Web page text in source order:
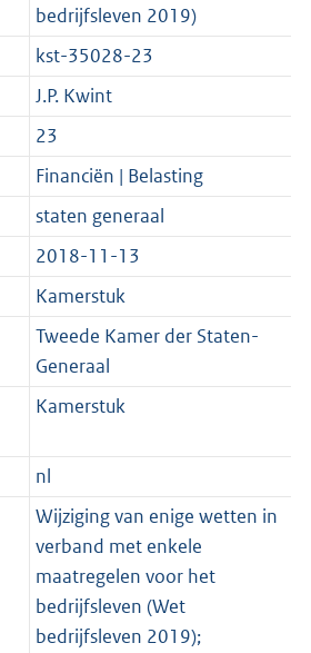
bedrijfsleven 2019)
kst-35028-23
J.P. Kwint
23
Financiën | Belasting
staten generaal
2018-11-13
Kamerstuk
Tweede Kamer der Staten-
Generaal
Kamerstuk
nl
Wijziging van enige wetten in
verband met enkele
maatregelen voor het
bedrijfsleven (Wet
bedrijfsleven 2019);